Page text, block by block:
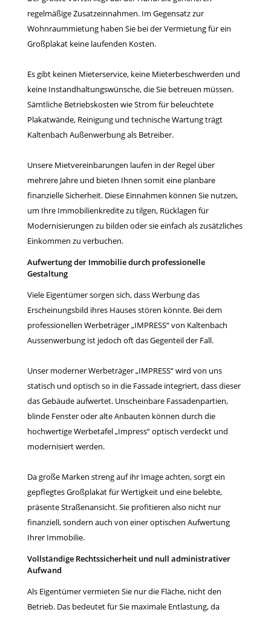
regelmäßige Zusatzeinnahmen. Im Gegensatz zur
Wohnraummietung haben Sie bei der Vermietung für ein
Großplakat keine laufenden Kosten.
Es gibt keinen Mieterservice, keine Mieterbeschwerden und
keine Instandhaltungswünsche, die Sie betreuen müssen.
Sämtliche Betriebskosten wie Strom für beleuchtete
Plakatwände, Reinigung und technische Wartung trägt
Kaltenbach Außenwerbung als Betreiber.
Unsere Mietvereinbarungen laufen in der Regel über
mehrere Jahre und bieten Ihnen somit eine planbare
finanzielle Sicherheit. Diese Einnahmen können Sie nutzen,
um Ihre Immobilienkredite zu tilgen, Rücklagen für
Modernisierungen zu bilden oder sie einfach als zusätzliches
Einkommen zu verbuchen.
Aufwertung der Immobilie durch professionelle
Gestaltung
Viele Eigentümer sorgen sich, dass Werbung das
Erscheinungsbild ihres Hauses stören könnte. Bei dem
professionellen Werbeträger „IMPRESS“ von Kaltenbach
Aussenwerbung ist jedoch oft das Gegenteil der Fall.
Unser moderner Werbeträger „IMPRESS“ wird von uns
statisch und optisch so in die Fassade integriert, dass dieser
das Gebäude aufwertet. Unscheinbare Fassadenpartien,
blinde Fenster oder alte Anbauten können durch die
hochwertige Werbetafel „Impress“ optisch verdeckt und
modernisiert werden.
Da große Marken streng auf ihr Image achten, sorgt ein
gepflegtes Großplakat für Wertigkeit und eine belebte,
präsente Straßenansicht. Sie profitieren also nicht nur
finanziell, sondern auch von einer optischen Aufwertung
Ihrer Immobilie.
Vollständige Rechtssicherheit und null administrativer
Aufwand
Als Eigentümer vermieten Sie nur die Fläche, nicht den
Betrieb. Das bedeutet für Sie maximale Entlastung, da